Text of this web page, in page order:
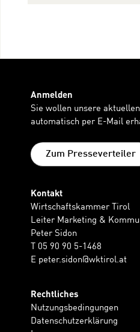
Anmelden
Sie wollen unsere
automatisch per E-Mail
Zum Presseverteiler
Kontakt
Wirtschaftskammer Tirol
Leiter Marketing &
Peter Sidon
T 05 90 90 5-1468
E peter.sidon@wktirol.at
Rechtliches
Nutzungsbedingungen
Datenschutzerklärung